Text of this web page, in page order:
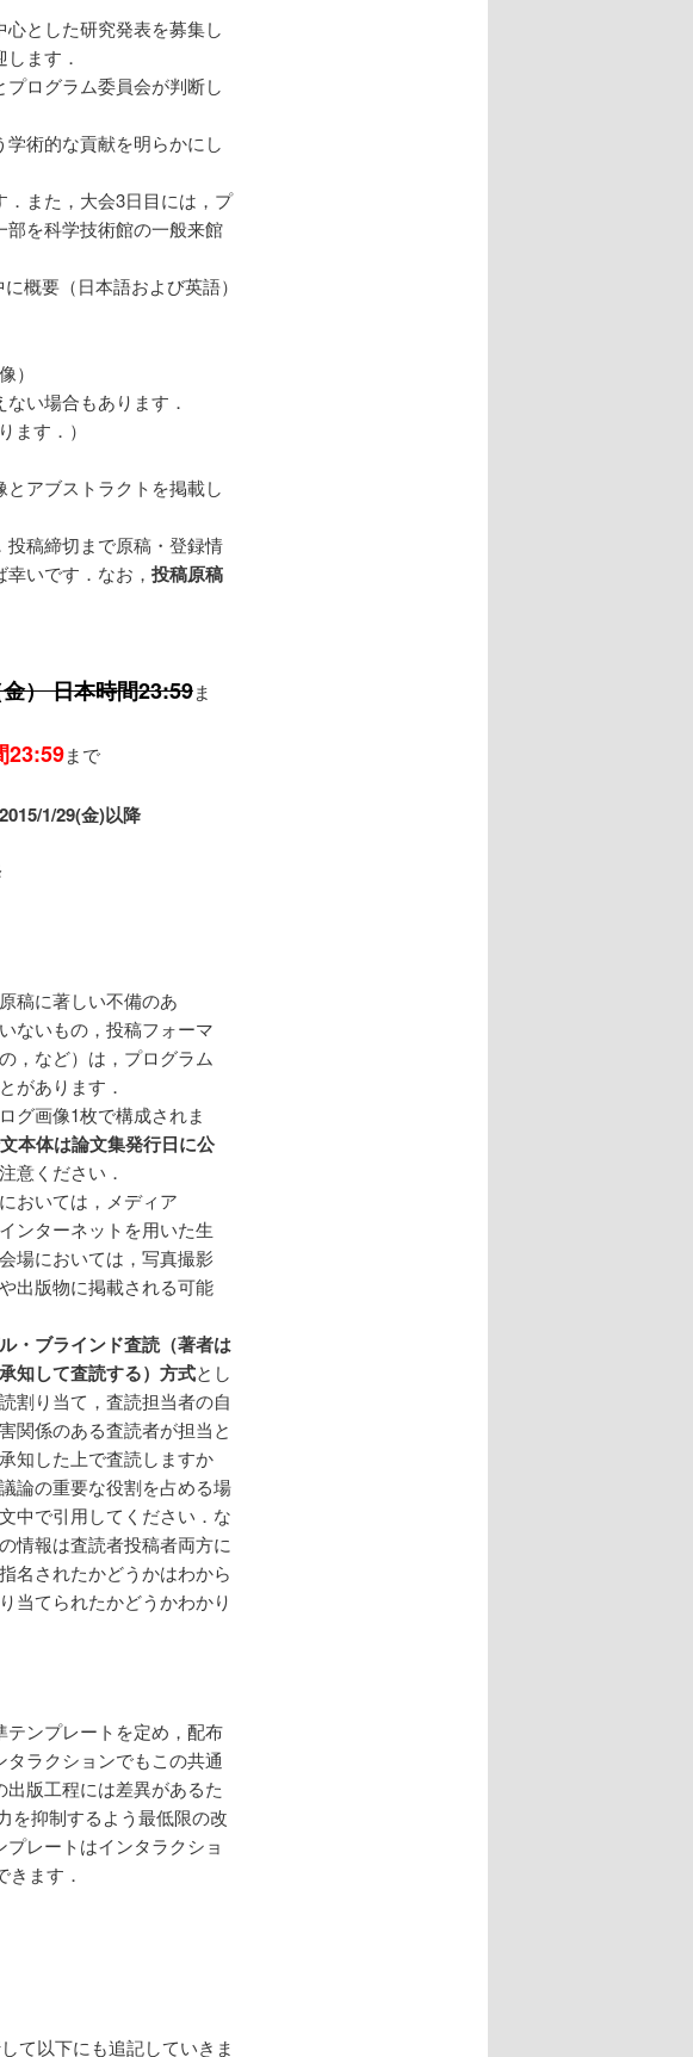
とした研究発表を募集し
ます．
ログラム委員会が判断し
術的な貢献を明らかにし
また，大会3日目には，プ
を科学技術館の一般来館
概要（日本語および英語）
）
い場合もあります．
ます．）
アブストラクトを掲載し
稿締切まで原稿・登録情
いです．なお， 投稿原稿
） 日本時間23:59ま
23:59まで
2015/1/29(金)以降
稿に著しい不備のあ
ないもの，投稿フォーマ
，など）は，プログラム
があります．
グ画像1枚で構成されま
本体は論文集発行日に公
意ください．
おいては，メディア
ンターネットを用いた生
場においては，写真撮影
出版物に掲載される可能
・ブラインド査読（著者は
知して査読する）方式とし
割り当て，査読担当者の自
関係のある査読者が担当と
知した上で査読しますか
論の重要な役割を占める場
中で引用してください．な
情報は査読者投稿者両方に
名されたかどうかはわから
当てられたかどうかわかり
ンプレートを定め，配布
ラクションでもこの共通
版工程には差異があるた
を抑制するよう最低限の改
レートはインタラクショ
ます．
て以下にも追記していきま